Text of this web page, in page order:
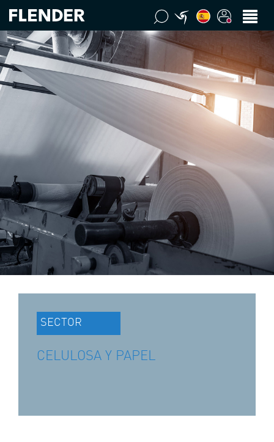
SECTOR
CELULOSA Y PAPEL